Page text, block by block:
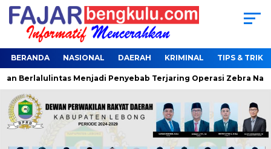
BERANDA NASIONAL DAERAH KRIMINAL TIPS & TRIK
Menjadi Penyebab Terjaring Operasi Zebra Nala